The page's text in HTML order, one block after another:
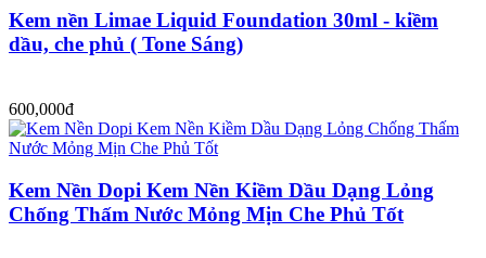
Kem nền Limae Liquid Foundation 30ml - kiềm
dầu, che phủ ( Tone Sáng)
600,000đ
Kem Nền Dopi Kem Nền Kiềm Dầu Dạng Lỏng
Chống Thấm Nước Mỏng Mịn Che Phủ Tốt